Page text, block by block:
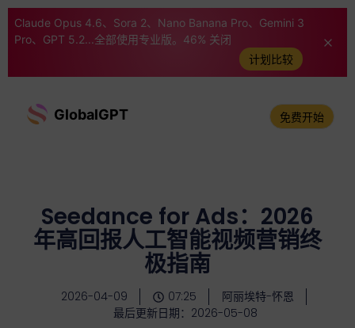
Claude Opus 4.6、Sora 2、Nano Banana Pro、Gemini 3
Pro、GPT 5.2...全部使用专业版。46% 关闭
计划比较
GlobalGPT 免费开始
Seedance for Ads：2026
年高回报人工智能视频营销终
极指南
2026-04-09 07:25
阿丽埃特-怀恩
最后更新日期：2026-05-08